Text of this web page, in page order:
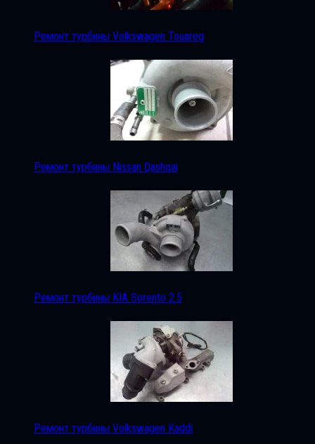
Ремонт турбины Volkswagen Touareg
Ремонт турбины Nissan Qashqai
Ремонт турбины KIA Sorento 2.5
Ремонт турбины Volkswagen Kaddi